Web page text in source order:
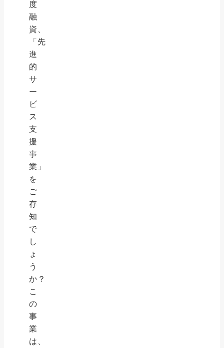
度
融
資、
「先
進
的
サ
ー
ビ
ス
支
援
事
業」
を
ご
存
知
で
し
ょ
う
か？
こ
の
事
業
は、